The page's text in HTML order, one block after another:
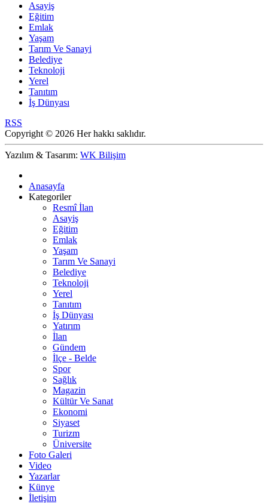
Asayiş
Eğitim
Emlak
Yaşam
Tarım Ve Sanayi
Belediye
Teknoloji
Yerel
Tanıtım
İş Dünyası
RSS
Copyright © 2026 Her hakkı saklıdır.
Yazılım & Tasarım: WK Bilişim
Anasayfa
Kategoriler
Resmî İlan
Asayiş
Eğitim
Emlak
Yaşam
Tarım Ve Sanayi
Belediye
Teknoloji
Yerel
Tanıtım
İş Dünyası
Yatırım
İlan
Gündem
İlçe - Belde
Spor
Sağlık
Magazin
Kültür Ve Sanat
Ekonomi
Siyaset
Turizm
Üniversite
Foto Galeri
Video
Yazarlar
Künye
İletişim